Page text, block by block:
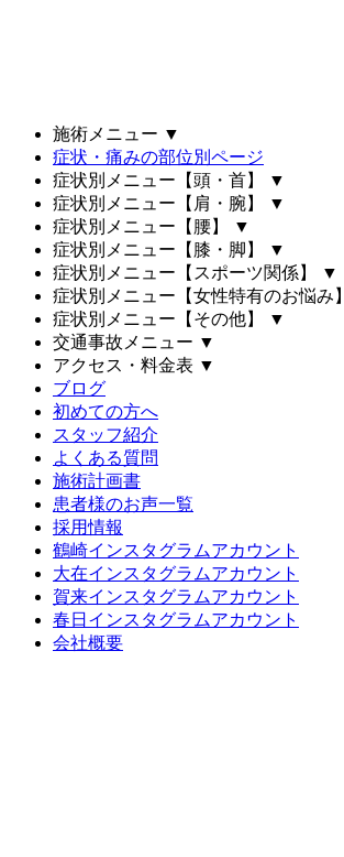
施術メニュー ▼
症状・痛みの部位別ページ
症状別メニュー【頭・首】
▼
症状別メニュー【肩・腕】
▼
症状別メニュー【腰】
▼
症状別メニュー【膝・脚】
▼
症状別メニュー【スポーツ関係】
▼
症状別メニュー【女性特有のお悩み】
症状別メニュー【その他】
▼
交通事故メニュー ▼
アクセス・料金表 ▼
ブログ
初めての方へ
スタッフ紹介
よくある質問
施術計画書
患者様のお声一覧
採用情報
鶴崎インスタグラムアカウント
大在インスタグラムアカウント
賀来インスタグラムアカウント
春日インスタグラムアカウント
会社概要